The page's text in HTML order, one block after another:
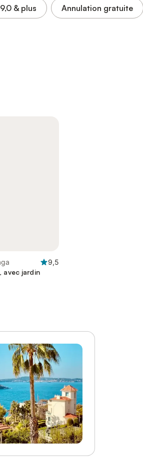
9,0 & plus Annulation gratuite
9,5
avec jardin